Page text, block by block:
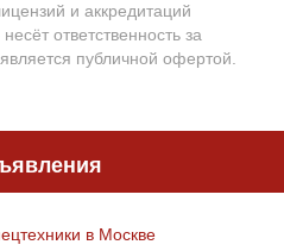
и аккредитаций
ответственность за
публичной офертой.
в Москве